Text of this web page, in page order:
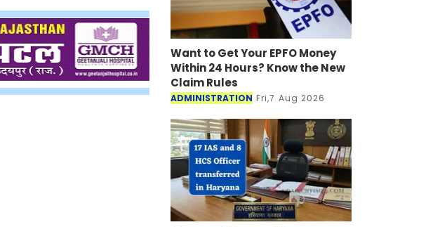
Want to Get Your EPFO Money
Within 24 Hours? Know the New
Claim Rules
ADMINISTRATION Fri,7 Aug 2026